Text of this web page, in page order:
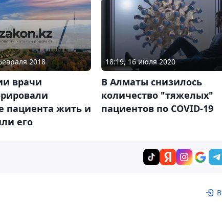
2018
врачи
пациента жить и
его
18:19, 16 июля 2020
В Алматы снизилось
количество "тяжелых"
пациентов по COVID-19